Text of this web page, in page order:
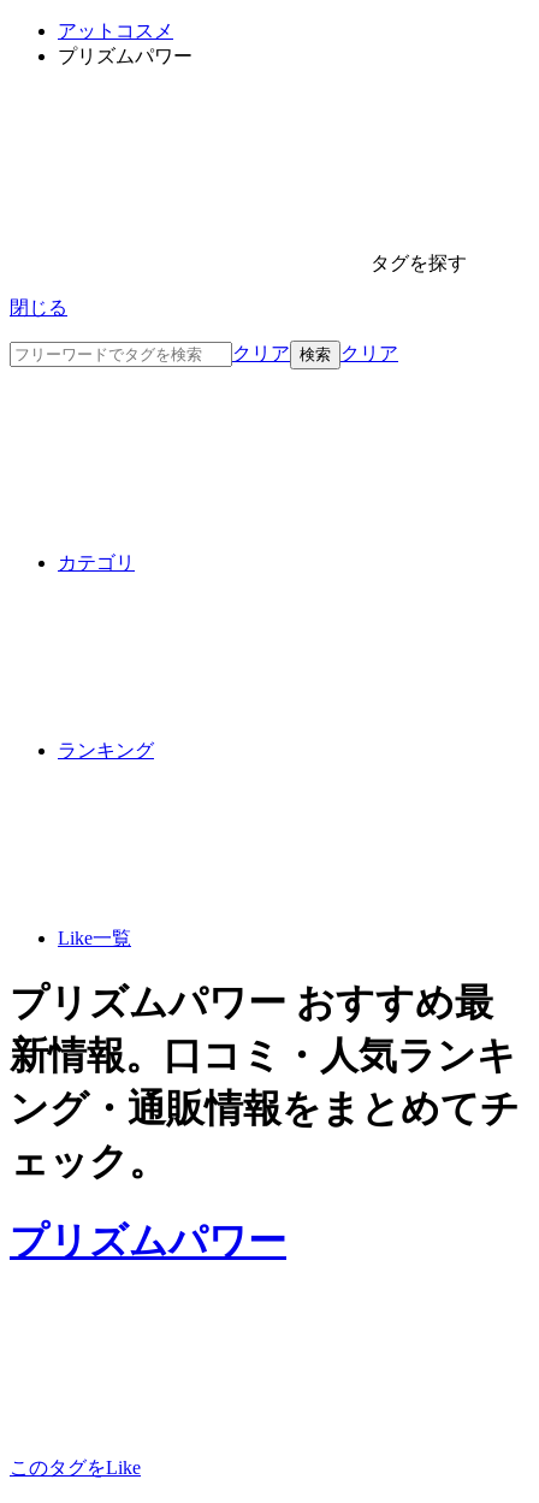
アットコスメ
プリズムパワー
タグを探す
閉じる
クリア クリア
カテゴリ
ランキング
Like一覧
プリズムパワー おすすめ最
新情報。口コミ・人気ランキ
ング・通販情報をまとめてチ
ェック。
プリズムパワー
このタグをLike